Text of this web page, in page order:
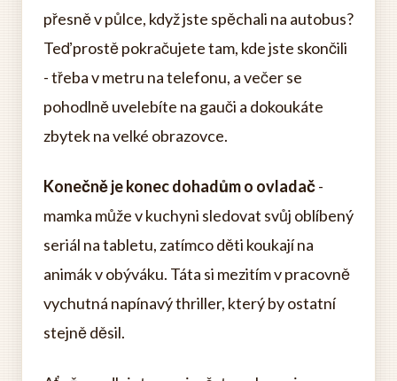
přesně v půlce, když jste spěchali na autobus?
Teď prostě pokračujete tam, kde jste skončili
- třeba v metru na telefonu, a večer se
pohodlně uvelebíte na gauči a dokoukáte
zbytek na velké obrazovce.
Konečně je konec dohadům o ovladač-
mamka může v kuchyni sledovat svůj oblíbený
seriál na tabletu, zatímco děti koukají na
animák v obýváku. Táta si mezitím v pracovně
vychutná napínavý thriller, který by ostatní
stejně děsil.